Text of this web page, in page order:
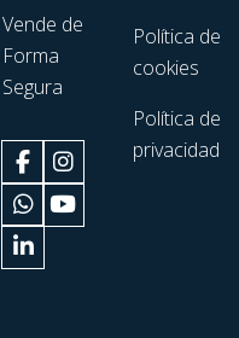
Vende de
Forma
Segura
Política de
cookies
Política de
privacidad